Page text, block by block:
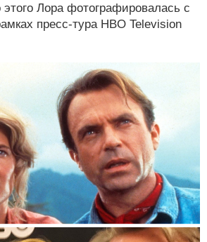
Лора фотографировалась с
пресс-тура HBO Television